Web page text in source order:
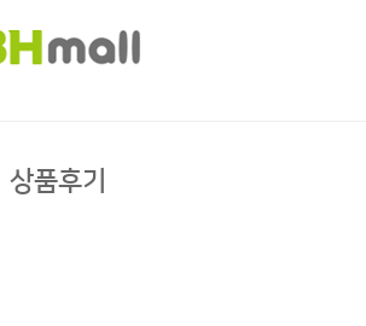
상품후기